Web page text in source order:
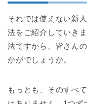
それでは使えない新
法をご紹介していき
法ですから、皆さん
かがでしょうか。
もっとも、そのすべ